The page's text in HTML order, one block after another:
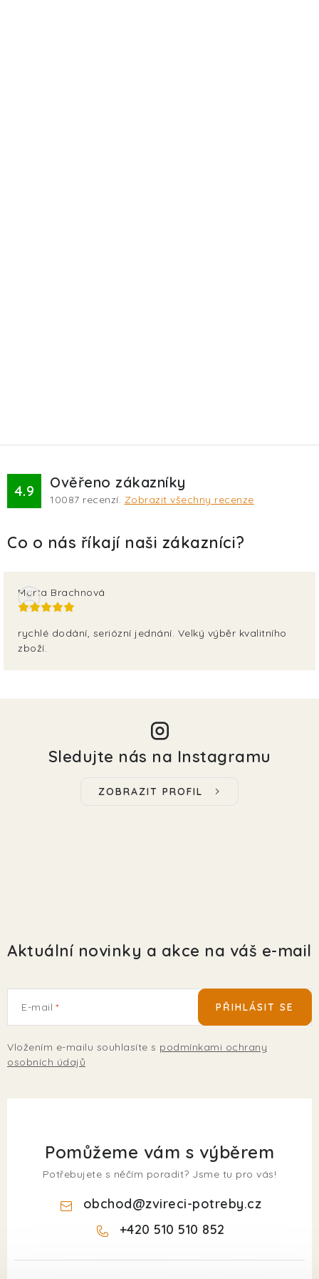
4.9 Ověřeno zákazníky
10087 recenzí. Zobrazit všechny recenze
Marta Brachnová
rychlé dodání, seriózní jednání. Velký výběr kvalitního
zboží.
Sledujte nás na Instagramu
ZOBRAZIT PROFIL
Aktuální novinky a akce na váš e-mail
E-mail
Vložením e-mailu souhlasíte s podmínkami ochrany
osobních údajů
PŘIHLÁSIT SE
Pomůžeme vám s výběrem
Potřebujete s něčím poradit? Jsme tu pro vás!
obchod@zvireci-potreby.cz
+420 510 510 852